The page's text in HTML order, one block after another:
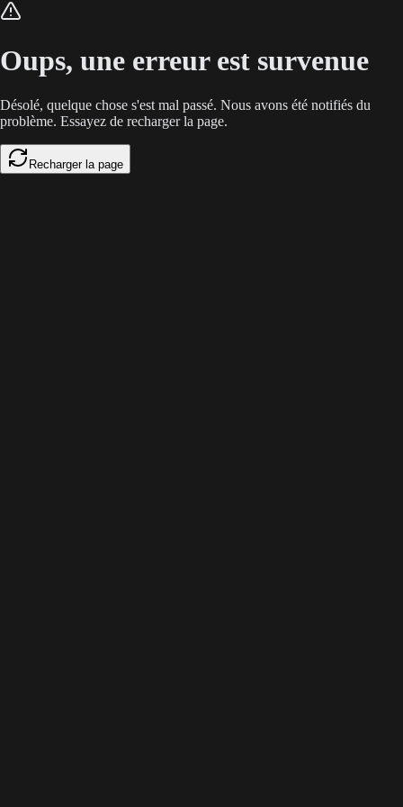
En 2026, les chatbots 100% génératifs font chuter la conversion B2B
Oups, une erreur est survenue
Désolé, quelque chose s'est mal passé. Nous avons été notifiés du
problème. Essayez de recharger la page.
Recharger la page